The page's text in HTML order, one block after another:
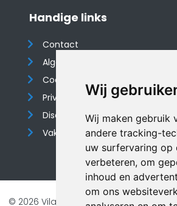
Wij
Wij maken gebruik
andere tracking-
uw surfervaring op
verbeteren, om
inhoud en
om ons
Handige links
Contact
Algemene voorwaarden
Cookieverklaring
Privacyverklaring
Disclaimer
Vakantiehuis website
© 2026 Vilando Vakantiehuizen |